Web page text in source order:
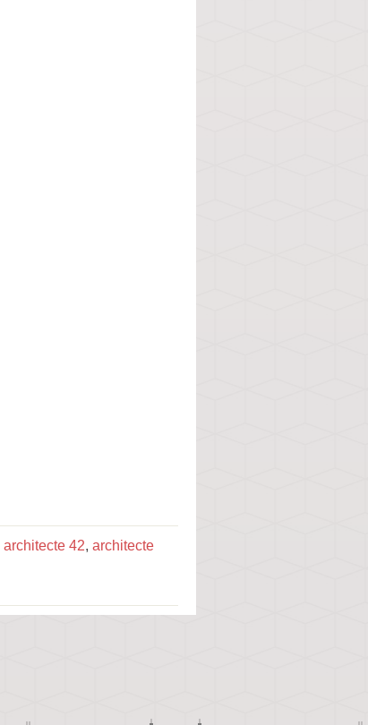
architecte 42, architecte